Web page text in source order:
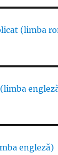
(limba
engleză)